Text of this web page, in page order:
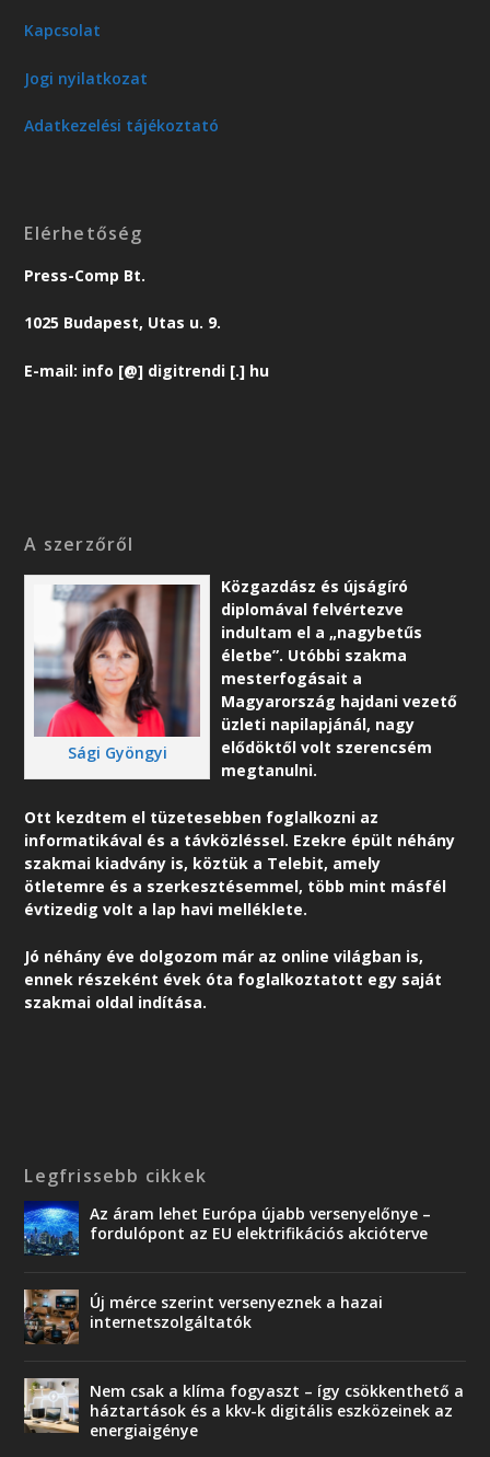
Kapcsolat
Jogi nyilatkozat
Adatkezelési tájékoztató
Elérhetőség
Press-Comp Bt.
1025 Budapest, Utas u. 9.
E-mail: info [@] digitrendi [.] hu
A szerzőről
Sági Gyöngyi
Közgazdász és újságíró
diplomával felvértezve
indultam el a „nagybetűs
életbe”. Utóbbi szakma
mesterfogásait a
Magyarország hajdani vezető
üzleti napilapjánál, nagy
elődöktől volt szerencsém
megtanulni.
Ott kezdtem el tüzetesebben foglalkozni az
informatikával és a távközléssel. Ezekre épült néhány
szakmai kiadvány is, köztük a Telebit, amely
ötletemre és a szerkesztésemmel, több mint másfél
évtizedig volt a lap havi melléklete.
Jó néhány éve dolgozom már az online világban is,
ennek részeként évek óta foglalkoztatott egy saját
szakmai oldal indítása.
Legfrissebb cikkek
Az áram lehet Európa újabb versenyelőnye –
fordulópont az EU elektrifikációs akcióterve
Új mérce szerint versenyeznek a hazai
internetszolgáltatók
Nem csak a klíma fogyaszt – így csökkenthető a
háztartások és a kkv-k digitális eszközeinek az
energiaigénye